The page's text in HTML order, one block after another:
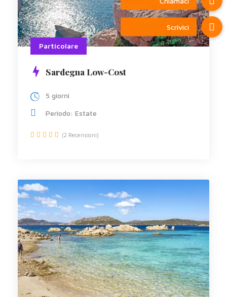
Particolare
Sardegna Low-Cost
5 giorni
Periodo: Estate
(2 Recensioni)